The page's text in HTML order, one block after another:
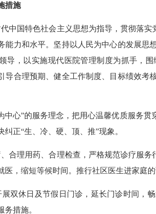
措施
国特色社会主义思想为指导，贯彻落实
能力和水平。坚持以人民为中心的发展思
导，以实施现代医院管理制度为抓手，
导合理预期、健全工作制度、目标绩效
心”的服务理念，把用心温馨优质服务贯
正“生、冷、硬、顶、推”现象。
理用药、合理检查，严格规范诊疗服务
医，缩短等候时间。推行社区医生进家庭的
休日及节假日门诊，延长门诊时间，畅
务措施。